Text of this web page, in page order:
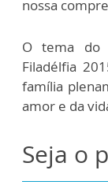
nossa
O tema do
Filadélfia
família
amor e da
Seja o